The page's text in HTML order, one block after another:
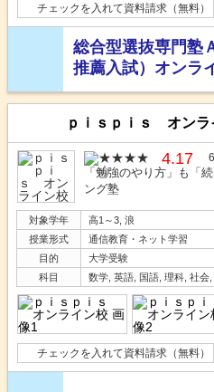
チェックを入れて資料請求（無料）
総合型選抜専門塾
推薦入試）オンラ
ｐｉｓｐｉｓ オンラ
4.17 6
「勉強のやり方」も「
ング塾
対象学年
高1～3, 浪
授業形式
通信教育・ネット学習
目的
大学受験
科目
数学, 英語, 国語, 理科, 社会
チェックを入れて資料請求（無料）